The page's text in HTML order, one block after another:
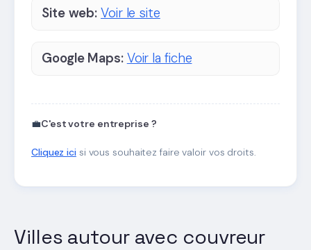
Site web: Voir le site
Google Maps: Voir la fiche
💼C'est votre entreprise ?
Cliquez icisi vous souhaitez faire valoir vos droits.
Villes autour avec couvreur